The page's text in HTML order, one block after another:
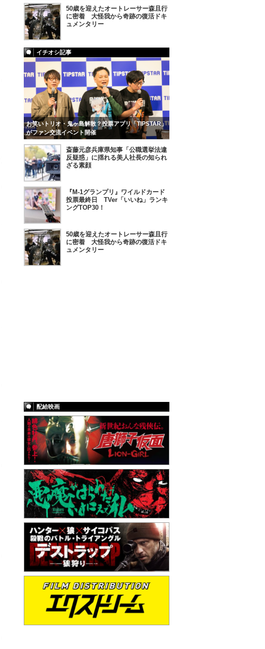
50歳を迎えたオートレーサー森且行
に密着 大怪我から奇跡の復活ドキ
ュメンタリー
イチオシ記事
お笑いトリオ・鬼ヶ島解散？投票アプリ「TIPSTAR」
がファン交流イベント開催
斎藤元彦兵庫県知事「公職選挙法違
反疑惑」に揺れる美人社長の知られ
ざる素顔
『M-1グランプリ』ワイルドカード
投票最終日 TVer「いいね」ランキ
ングTOP30！
50歳を迎えたオートレーサー森且行
に密着 大怪我から奇跡の復活ドキ
ュメンタリー
配給映画